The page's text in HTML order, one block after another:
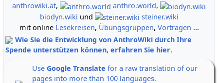
anthrowiki.at, anthro.world,
biodyn.wiki und
steiner.wiki
mit online Lesekreisen, Übungsgruppen, Vorträgen ...
Wie Sie die Entwicklung von AnthroWiki durch Ihre
Spende unterstützen können, erfahren Sie hier.
Use Google Translate for a raw translation of our
pages into more than 100 languages.